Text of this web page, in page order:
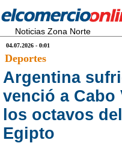
Noticias Zona Norte
04.07.2026 - 0:01
Deportes
Argentina
venció a Cabo
los octavos
Egipto